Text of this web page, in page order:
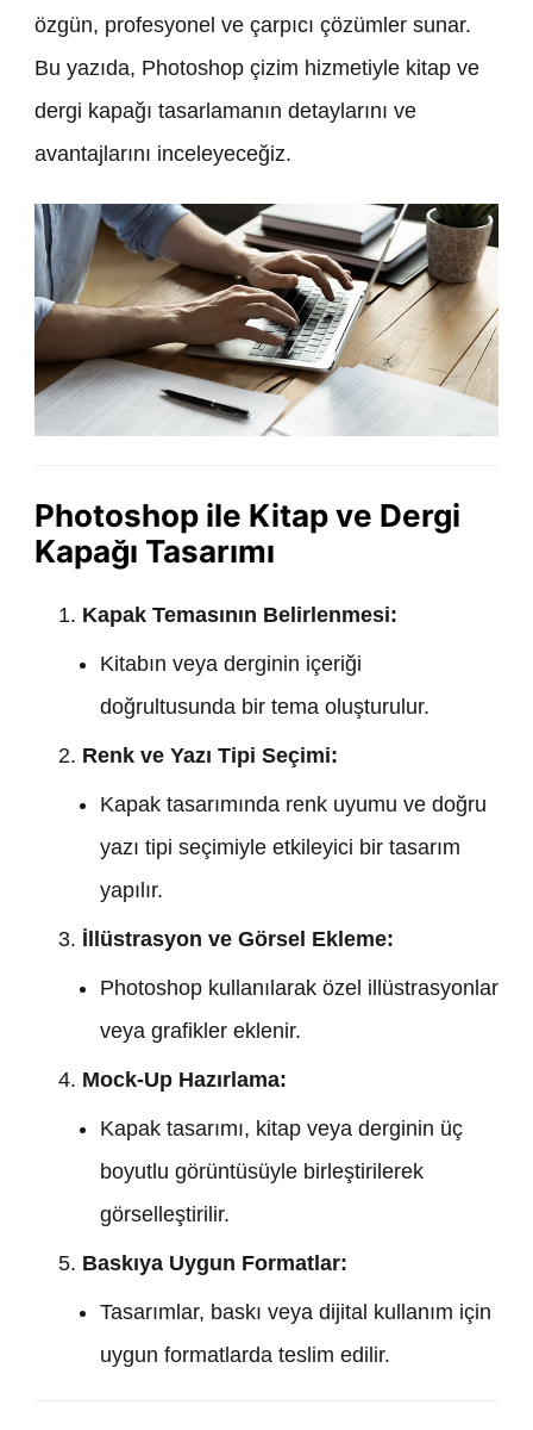
özgün, profesyonel ve çarpıcı çözümler sunar.
Bu yazıda, Photoshop çizim hizmetiyle kitap ve
dergi kapağı tasarlamanın detaylarını ve
avantajlarını inceleyeceğiz.
Photoshop ile Kitap ve Dergi
Kapağı Tasarımı
Kapak Temasının Belirlenmesi:
Kitabın veya derginin içeriği
doğrultusunda bir tema oluşturulur.
Renk ve Yazı Tipi Seçimi:
Kapak tasarımında renk uyumu ve doğru
yazı tipi seçimiyle etkileyici bir tasarım
yapılır.
İllüstrasyon ve Görsel Ekleme:
Photoshop kullanılarak özel illüstrasyonlar
veya grafikler eklenir.
Mock-Up Hazırlama:
Kapak tasarımı, kitap veya derginin üç
boyutlu görüntüsüyle birleştirilerek
görselleştirilir.
Baskıya Uygun Formatlar:
Tasarımlar, baskı veya dijital kullanım için
uygun formatlarda teslim edilir.